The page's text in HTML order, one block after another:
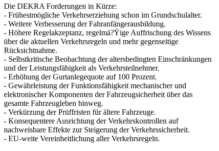
Die DEKRA Forderungen in Kürze:
- Frühestmögliche Verkehrserziehung schon im Grundschulalter.
- Weitere Verbesserung der Fahranfängerausbildung.
- Höhere Regelakzeptanz, regelmä?Ÿige Auffrischung des Wissens
über die aktuellen Verkehrsregeln und mehr gegenseitige
Rücksichtnahme.
- Selbstkritische Beobachtung der altersbedingten Einschränkungen
und der Leistungsfähigkeit als Verkehrsteilnehmer.
- Erhöhung der Gurtanlegequote auf 100 Prozent.
- Gewährleistung der Funktionsfähigkeit mechanischer und
elektronischer Komponenten der Fahrzeugsicherheit über das
gesamte Fahrzeugleben hinweg.
- Verkürzung der Prüffristen für ältere Fahrzeuge.
- Konsequentere Ausrichtung der Verkehrskontrollen auf
nachweisbare Effekte zur Steigerung der Verkehrssicherheit.
- EU-weite Vereinheitlichung aller Verkehrsregeln.